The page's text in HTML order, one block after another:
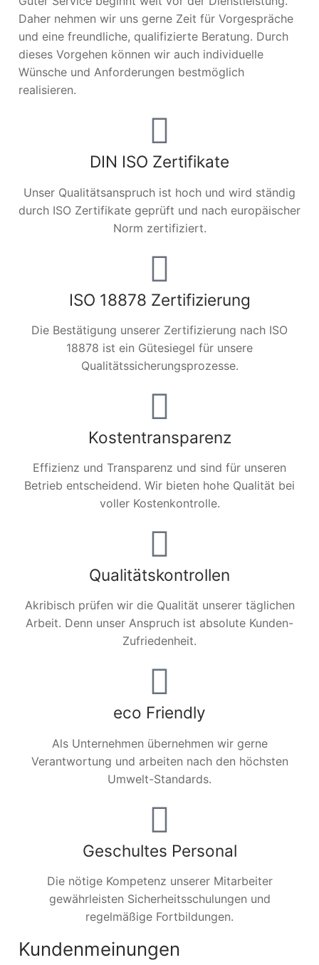
Daher nehmen wir uns gerne Zeit für Vorgespräche
und eine freundliche, qualifizierte Beratung. Durch
dieses Vorgehen können wir auch individuelle
Wünsche und Anforderungen bestmöglich
realisieren.
DIN ISO Zertifikate
Unser Qualitätsanspruch ist hoch und wird ständig
durch ISO Zertifikate geprüft und nach europäischer
Norm zertifiziert.
ISO 18878 Zertifizierung
Die Bestätigung unserer Zertifizierung nach ISO
18878 ist ein Gütesiegel für unsere
Qualitätssicherungsprozesse.
Kostentransparenz
Effizienz und Transparenz und sind für unseren
Betrieb entscheidend. Wir bieten hohe Qualität bei
voller Kostenkontrolle.
Qualitätskontrollen
Akribisch prüfen wir die Qualität unserer täglichen
Arbeit. Denn unser Anspruch ist absolute Kunden-
Zufriedenheit.
eco Friendly
Als Unternehmen übernehmen wir gerne
Verantwortung und arbeiten nach den höchsten
Umwelt-Standards.
Geschultes Personal
Die nötige Kompetenz unserer Mitarbeiter
gewährleisten Sicherheitsschulungen und
regelmäßige Fortbildungen.
Kundenmeinungen